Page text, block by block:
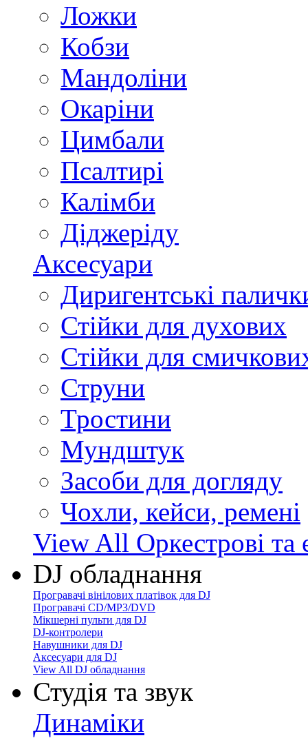
Ложки
Кобзи
Мандоліни
Окаріни
Цимбали
Псалтирі
Калімби
Діджеріду
Аксесуари
Диригентські
Стійки для духових
Стійки для
Струни
Тростини
Мундштук
Засоби для догляду
Чохли, кейси, ремені
View All Оркестрові та
DJ обладнання
Програвачі вінілових платівок для DJ
Програвачі CD/MP3/DVD
Мікшерні пульти для DJ
DJ-контролери
Навушники для DJ
Аксесуари для DJ
View All DJ обладнання
Студія та звук
Динаміки